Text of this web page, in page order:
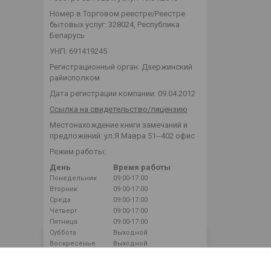
Номер в Торговом реестре/Реестре
бытовых услуг: 328024, Республика
Беларусь
УНП: 691419245
Регистрационный орган: Дзержинский
райисполком
Дата регистрации компании: 09.04.2012
Ссылка на свидетельство/лицензию
Местонахождение книги замечаний и
предложений: ул.Я.Мавра 51--402 офис
Режим работы:
День
Время работы
Понедельник
09:00-17:00
Вторник
09:00-17:00
Среда
09:00-17:00
Четверг
09:00-17:00
Пятница
09:00-17:00
Суббота
Выходной
Воскресенье
Выходной